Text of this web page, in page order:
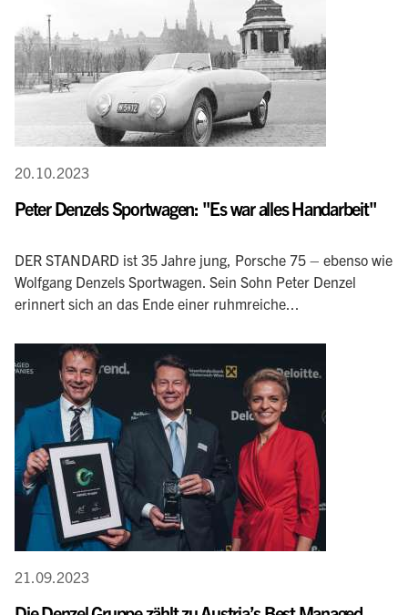
20.10.2023
Peter Denzels Sportwagen: "Es war alles Handarbeit"
DER STANDARD ist 35 Jahre jung, Porsche 75 – ebenso wie
Wolfgang Denzels Sportwagen. Sein Sohn Peter Denzel
erinnert sich an das Ende einer ruhmreiche...
21.09.2023